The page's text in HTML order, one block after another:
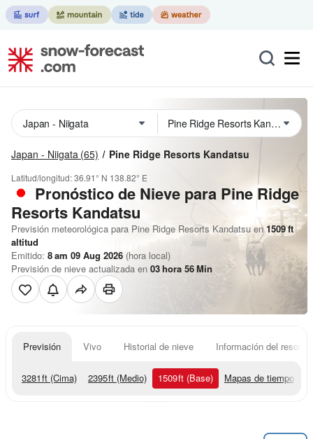
Japan - Niigata (65) Pine Ridge Resorts Kandatsu
Latitud/longitud:36.91° N 138.82° E
Pronóstico de Nieve para Pine Ridge
Resorts Kandatsu
Previsión meteorológica para Pine Ridge Resorts Kandatsu en 1509ft
altitud
Emitido: 8 am 09 Aug 2026 (hora local)
Previsión de nieve actualizada en 03hora 56Min
Previsión Vivo Historial de nieve Información del resort
3281ft (Cima) 2395ft (Medio) 1509ft (Base) Mapas de tiempo